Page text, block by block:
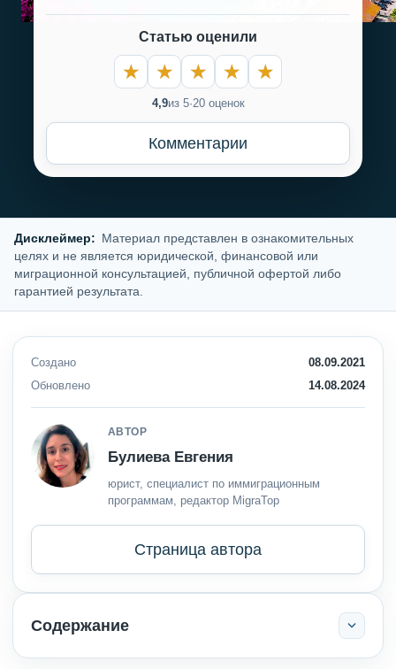
Статью оценили
4,9из 5·20 оценок
Комментарии
Дисклеймер: Материал представлен в ознакомительных
целях и не является юридической, финансовой или
миграционной консультацией, публичной офертой либо
гарантией результата.
Создано
08.09.2021
Обновлено
14.08.2024
АВТОР
Булиева Евгения
юрист, специалист по иммиграционным
программам, редактор MigraTop
Страница автора
Содержание